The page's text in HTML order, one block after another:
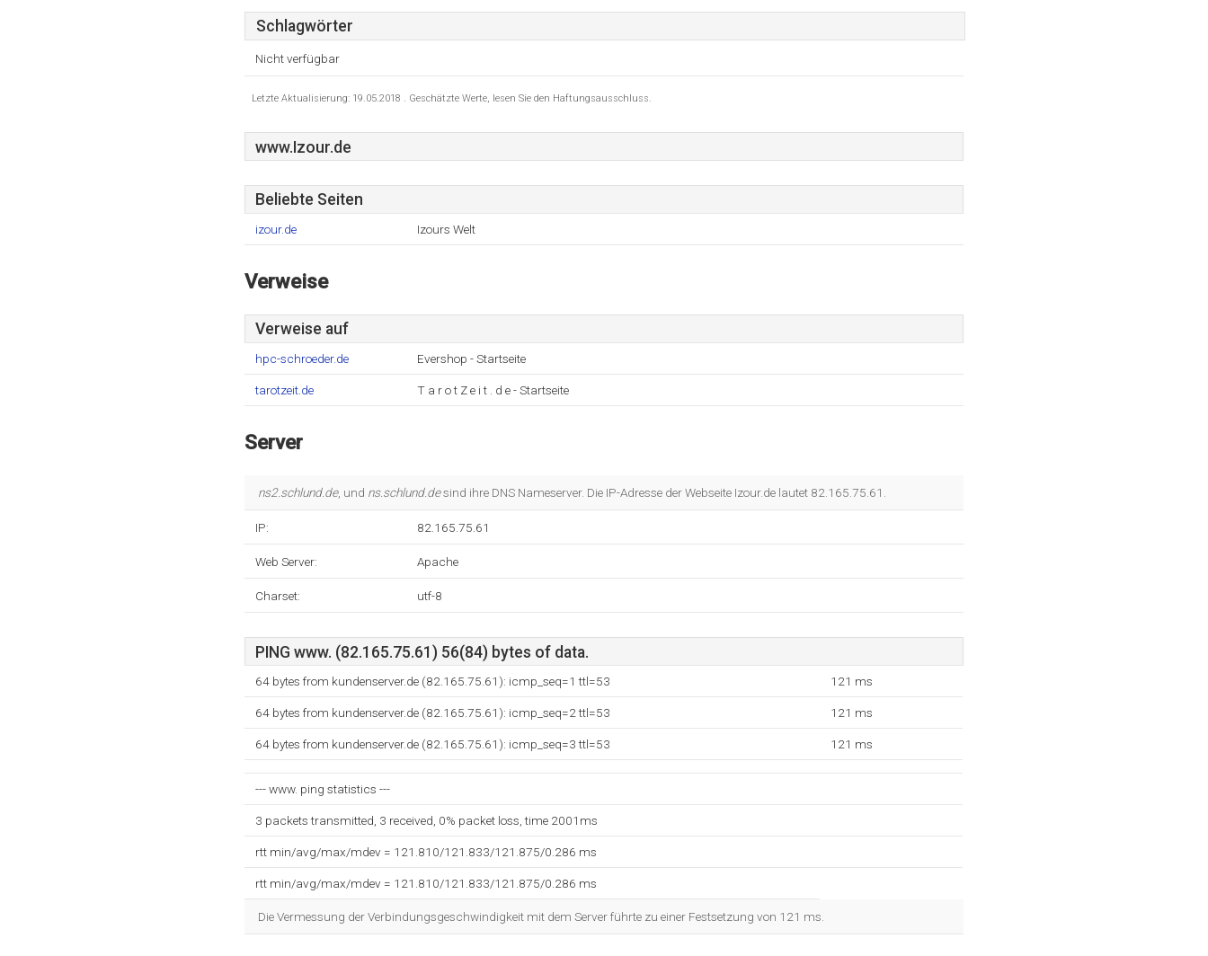
Schlagwörter
Nicht verfügbar
Letzte Aktualisierung: 19.05.2018 . Geschätzte Werte, lesen Sie den Haftungsausschluss.
www.Izour.de
Beliebte Seiten
izour.de Izours Welt
Verweise
Verweise auf
hpc-schroeder.de Evershop - Startseite
tarotzeit.de T a r o t Z e i t . d e - Startseite
Server
ns2.schlund.de, und ns.schlund.desind ihre DNS Nameserver. Die IP-Adresse der Webseite Izour.de lautet 82.165.75.61.
IP: 82.165.75.61
Web Server: Apache
Charset: utf-8
PING www. (82.165.75.61) 56(84) bytes of data.
64 bytes from kundenserver.de (82.165.75.61): icmp_seq=1 ttl=53 121 ms
64 bytes from kundenserver.de (82.165.75.61): icmp_seq=2 ttl=53 121 ms
64 bytes from kundenserver.de (82.165.75.61): icmp_seq=3 ttl=53 121 ms
--- www. ping statistics ---
3 packets transmitted, 3 received, 0% packet loss, time 2001ms
rtt min/avg/max/mdev = 121.810/121.833/121.875/0.286 ms
rtt min/avg/max/mdev = 121.810/121.833/121.875/0.286 ms
Die Vermessung der Verbindungsgeschwindigkeit mit dem Server führte zu einer Festsetzung von 121 ms.